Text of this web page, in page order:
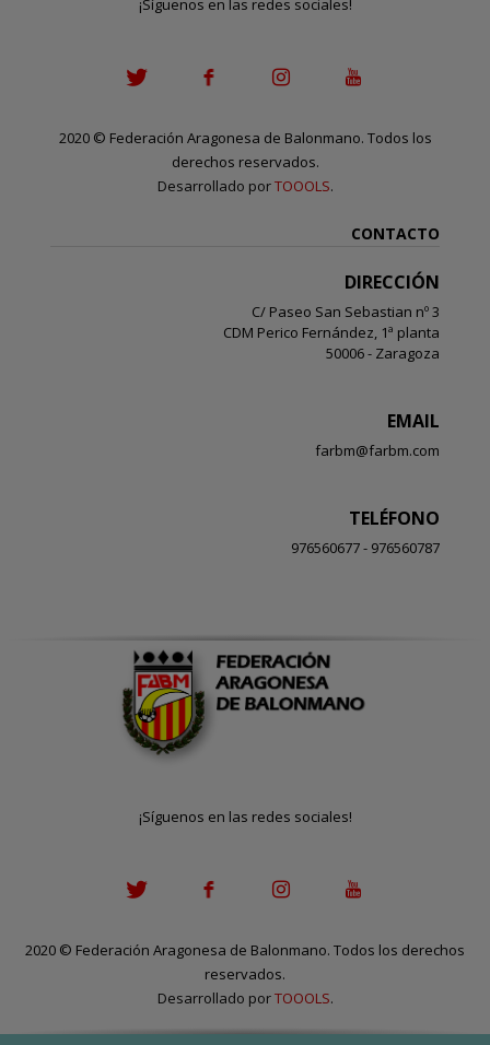
¡Síguenos en las redes sociales!
2020 © Federación Aragonesa de Balonmano. Todos los
derechos reservados.
Desarrollado porTOOOLS.
CONTACTO
DIRECCIÓN
C/ Paseo San Sebastian nº 3
CDM Perico Fernández, 1ª planta
50006 - Zaragoza
EMAIL
farbm@farbm.com
TELÉFONO
976560677 - 976560787
¡Síguenos en las redes sociales!
2020 © Federación Aragonesa de Balonmano. Todos los derechos
reservados.
Desarrollado porTOOOLS.